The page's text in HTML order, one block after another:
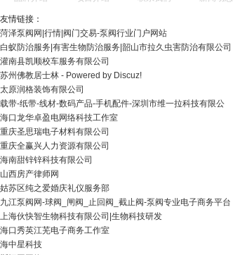
友情链接：
菏泽泵阀网|行情|阀门交易-泵阀行业门户网站
白蚁防治服务|有害生物防治服务|韶山市拉久虫害防治有限公司
灌南县凯顺校车服务有限公司
苏州佛教居士林 - Powered by Discuz!
太原润格装饰有限公司
载带-纸带-线材-数码产品-手机配件-深圳市维一拉科技有限公
海口龙华卓盈电网络科技工作室
重庆圣思瑞电子材料有限公司
重庆全赢兴人力资源有限公司
海南甜锌锌科技有限公司
山西房产律师网
姑苏区纯之爱婚庆礼仪服务部
九江泵阀网-球阀_闸阀_止回阀_截止阀-泵阀专业电子商务平台
上海伙快智生物科技有限公司|生物科技研发
海口秀英江芜电子商务工作室
海中星科技